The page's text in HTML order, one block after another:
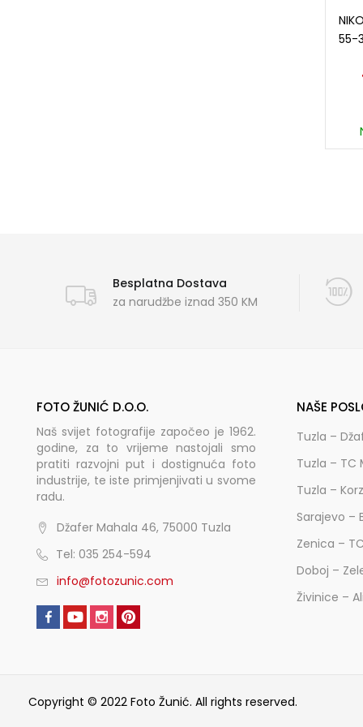
55-
Besplatna Dostava
za narudžbe iznad 350 KM
FOTO ŽUNIĆ D.O.O.
Naš svijet fotografije započeo je 1962.
godine, za to vrijeme nastojali smo
pratiti razvojni put i dostignuća foto
industrije, te iste primjenjivati u svome
radu.
Džafer Mahala 46, 75000 Tuzla
Tel: 035 254-594
info@fotozunic.com
NAŠE
Tuzla –
Tuzla – TC
Tuzla –
Sarajevo –
Zenica –
Doboj –
Živinice –
Copyright © 2022 Foto Žunić. All rights reserved.